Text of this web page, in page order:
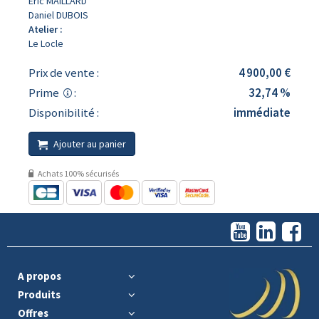
Daniel DUBOIS
Atelier :
Le Locle
Prix de vente :
4 900,00 €
Prime
:
32,74 %
Disponibilité :
immédiate
Ajouter au panier
Achats 100% sécurisés
A propos
Produits
Offres